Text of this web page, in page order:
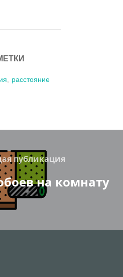
, расстояние
Previous
публикация
на комнату